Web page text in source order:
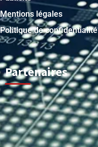
Mentions légales
Politique de confidentialité
Partenaires